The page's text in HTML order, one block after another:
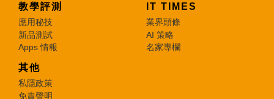
教學評測
應用秘技
新品測試
Apps 情報
IT TIMES
業界頭條
AI 策略
名家專欄
其他
私隱政策
免責聲明